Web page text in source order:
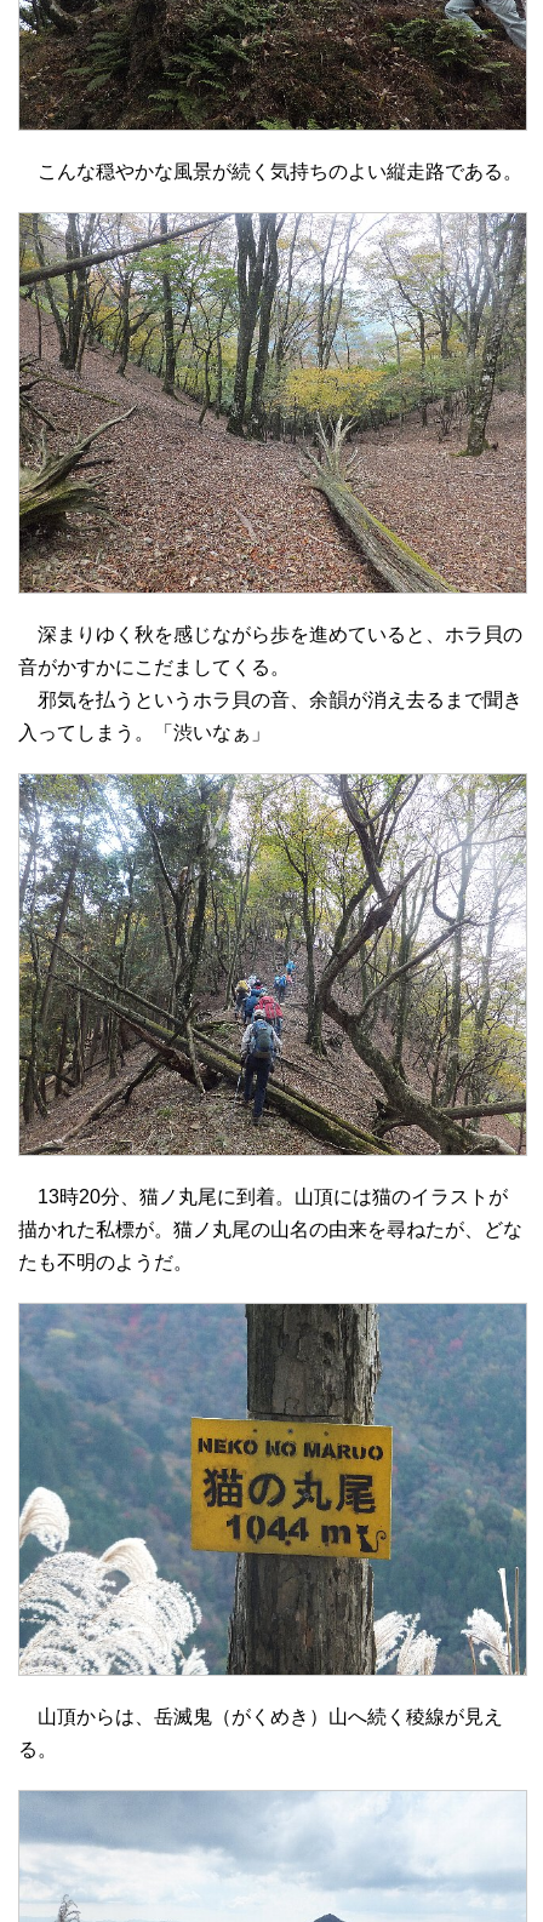
こんな穏やかな風景が続く気持ちのよい縦走路である。
深まりゆく秋を感じながら歩を進めていると、ホラ貝の
音がかすかにこだましてくる。
邪気を払うというホラ貝の音、余韻が消え去るまで聞き
入ってしまう。「渋いなぁ」
13時20分、猫ノ丸尾に到着。山頂には猫のイラストが
描かれた私標が。猫ノ丸尾の山名の由来を尋ねたが、どな
たも不明のようだ。
山頂からは、岳滅鬼（がくめき）山へ続く稜線が見え
る。